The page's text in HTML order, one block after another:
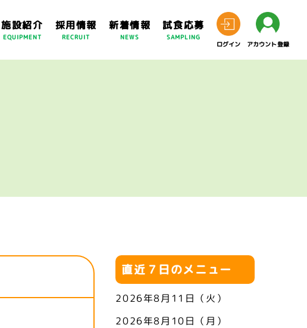
施設紹介
EQUIPMENT
採用情報
RECRUIT
新着情報
NEWS
試食応募
SAMPLING
ログイン
アカウント登録
直近７日のメニュー
2026年8月11日（火）
2026年8月10日（月）